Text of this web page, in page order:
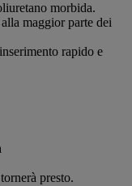
morbida.
maggior parte dei
rapido e
presto.